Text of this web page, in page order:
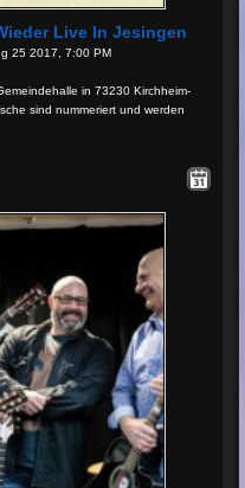
Live In Jesingen
25 2017, 7:00 PM
in 73230 Kirchheim-
sind nummeriert und werden